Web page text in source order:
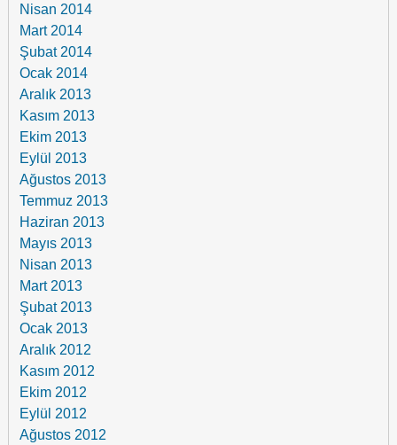
Nisan 2014
Mart 2014
Şubat 2014
Ocak 2014
Aralık 2013
Kasım 2013
Ekim 2013
Eylül 2013
Ağustos 2013
Temmuz 2013
Haziran 2013
Mayıs 2013
Nisan 2013
Mart 2013
Şubat 2013
Ocak 2013
Aralık 2012
Kasım 2012
Ekim 2012
Eylül 2012
Ağustos 2012